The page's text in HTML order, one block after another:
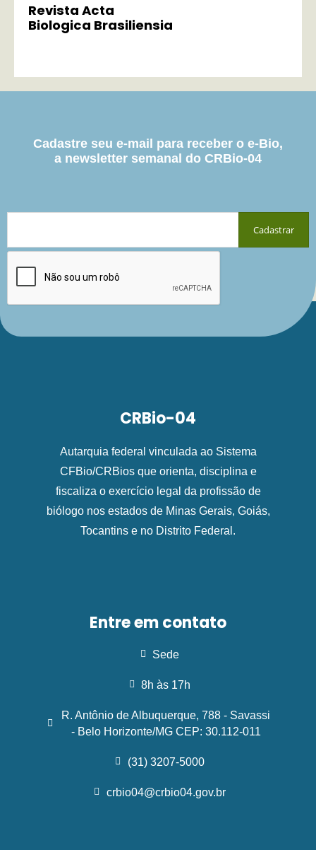
Revista Acta
Biologica Brasiliensia
Cadastre seu e-mail para receber o e-Bio,
a newsletter semanal do CRBio-04
CRBio-04
Autarquia federal vinculada ao Sistema
CFBio/CRBios que orienta, disciplina e
fiscaliza o exercício legal da profissão de
biólogo nos estados de Minas Gerais, Goiás,
Tocantins e no Distrito Federal.
Entre em contato
Sede
8h às 17h
R. Antônio de Albuquerque, 788 - Savassi
- Belo Horizonte/MG CEP: 30.112-011
(31) 3207-5000
crbio04@crbio04.gov.br